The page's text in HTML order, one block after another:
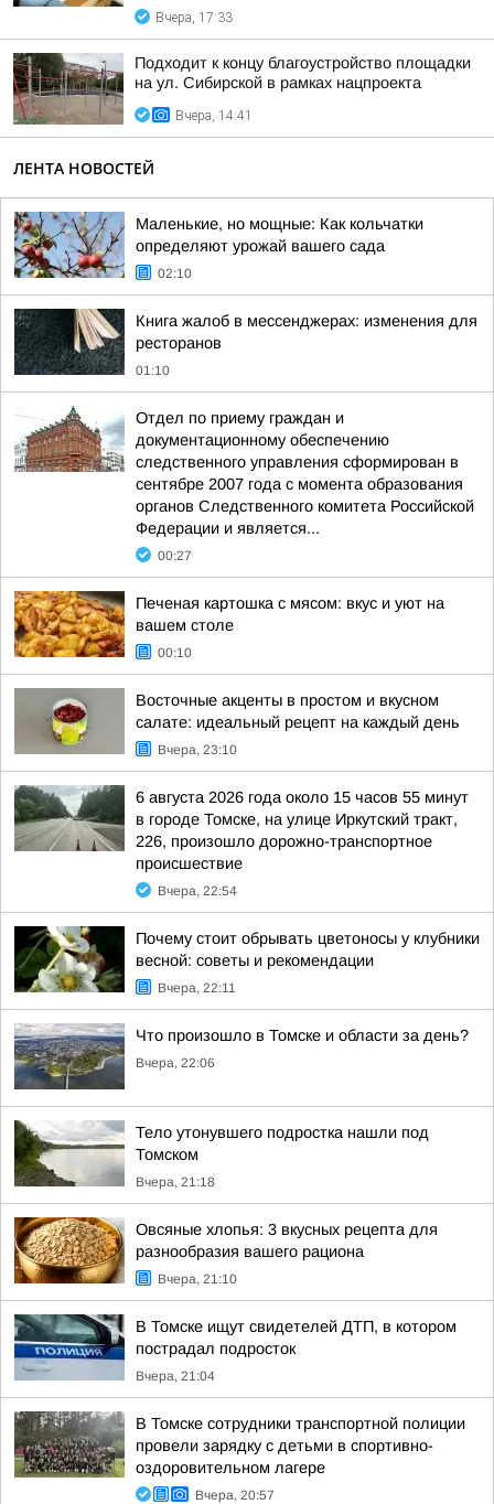
Вчера, 17:33
Подходит к концу благоустройство площадки
на ул. Сибирской в рамках нацпроекта
Вчера, 14:41
ЛЕНТА НОВОСТЕЙ
Маленькие, но мощные: Как кольчатки
определяют урожай вашего сада
02:10
Книга жалоб в мессенджерах: изменения для
ресторанов
01:10
Отдел по приему граждан и
документационному обеспечению
следственного управления сформирован в
сентябре 2007 года с момента образования
органов Следственного комитета Российской
Федерации и является...
00:27
Печеная картошка с мясом: вкус и уют на
вашем столе
00:10
Восточные акценты в простом и вкусном
салате: идеальный рецепт на каждый день
Вчера, 23:10
6 августа 2026 года около 15 часов 55 минут
в городе Томске, на улице Иркутский тракт,
226, произошло дорожно-транспортное
происшествие
Вчера, 22:54
Почему стоит обрывать цветоносы у клубники
весной: советы и рекомендации
Вчера, 22:11
Что произошло в Томске и области за день?
Вчера, 22:06
Тело утонувшего подростка нашли под
Томском
Вчера, 21:18
Овсяные хлопья: 3 вкусных рецепта для
разнообразия вашего рациона
Вчера, 21:10
В Томске ищут свидетелей ДТП, в котором
пострадал подросток
Вчера, 21:04
В Томске сотрудники транспортной полиции
провели зарядку с детьми в спортивно-
оздоровительном лагере
Вчера, 20:57